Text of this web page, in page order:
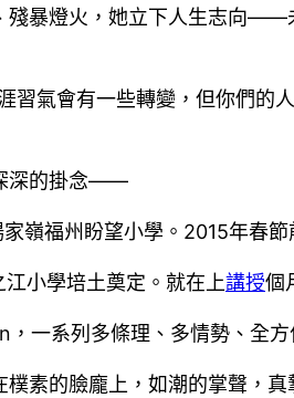
暴燈火，她立下人生志向
氣會有一些轉變，但你們的
深的掛念——
嶺福州盼望小學。2015年春
江小學培土奠定。就在上講授個
一系列多條理、多情勢、全
素的臉龐上，如潮的掌聲，真